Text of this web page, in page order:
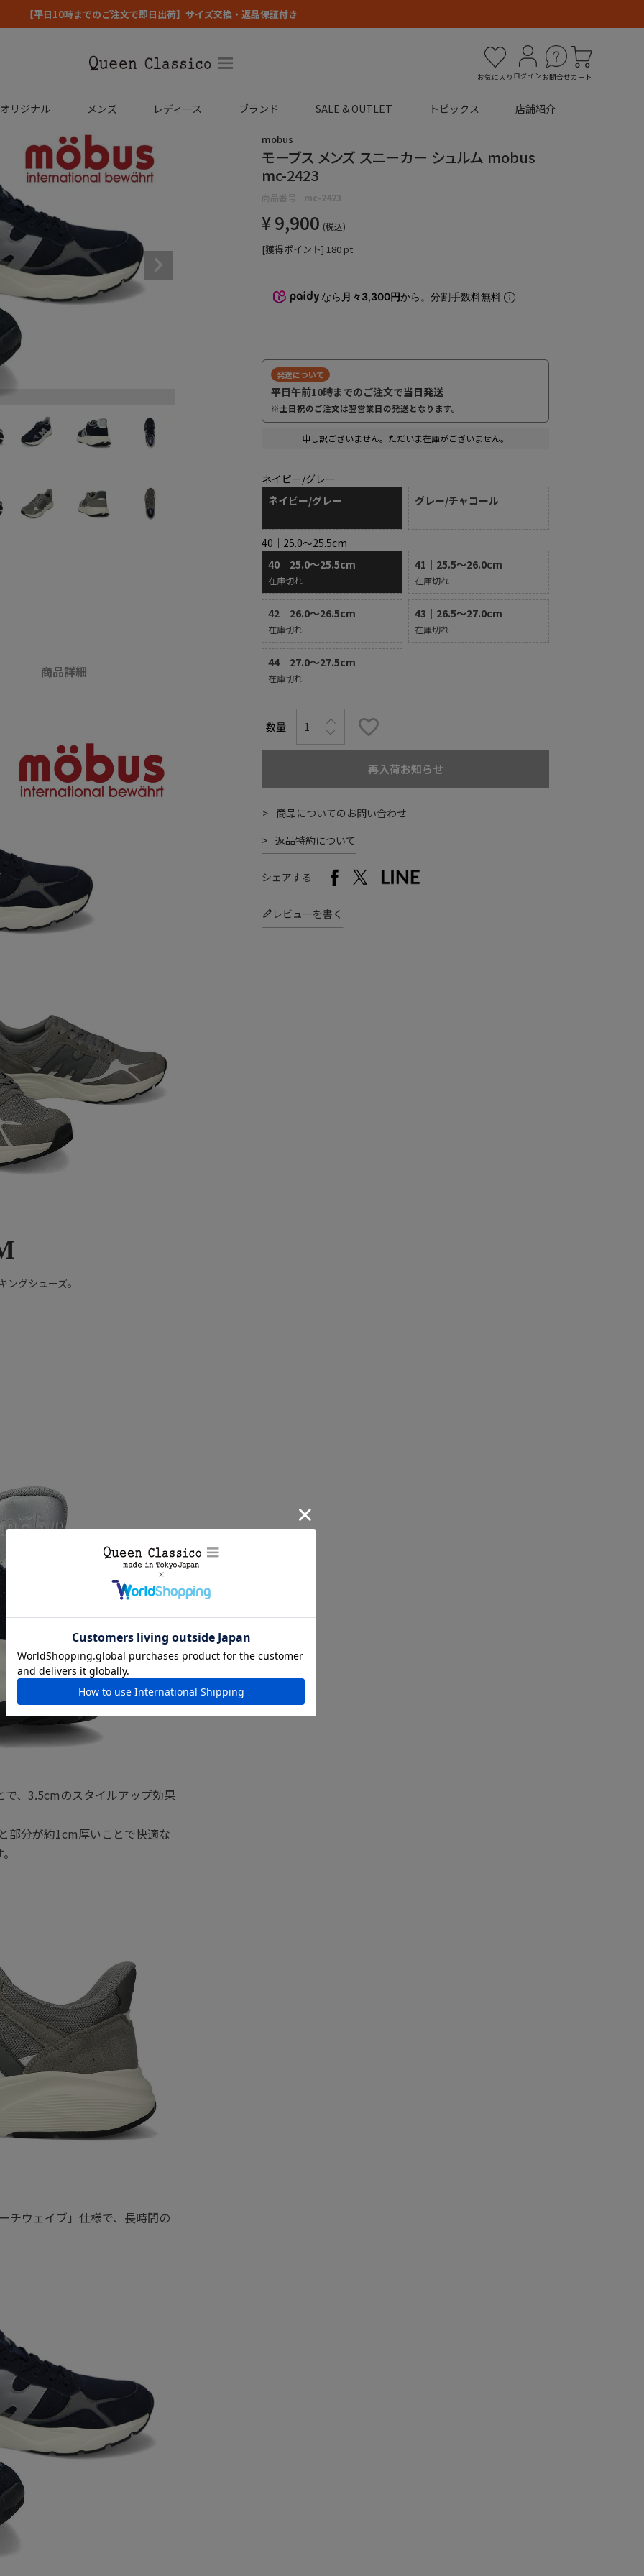
【平日10時までのご注文で即日出荷】サイズ交換・返品保証付き
お気に入り ログインお問合せカート
リジナル メンズ レディース ブランド SALE & OUTLET トピックス 店舗紹介
グレー/チャコール
mobus
モーブス メンズ スニーカー シュルム mobus
mc-2423
商品番号 mc-2423
¥9,900 税込
[獲得ポイント] 180 pt
なら 月々3,300円から。分割手数料無料
発送について
平日午前10時までのご注文で当日発送
※土日祝のご注文は翌営業日の発送となります。
申し訳ございません。ただいま在庫がございません。
40｜25.0～25.5cm
40｜25.0～25.5cm
在庫切れ
41｜25.5～26.0cm
在庫切れ
42｜26.0～26.5cm
在庫切れ
43｜26.5～27.0cm
在庫切れ
44｜27.0～27.5cm
在庫切れ
ネイビー/グレー
ネイビー/グレー
グレー/チャコール
再入荷お知らせ
商品についてのお問い合わせ
返品特約について
シェアする
レビューを書く
商品詳細
グシューズ。
、3.5cmのスタイルアップ効果
部分が約1cm厚いことで快適な
チウェイブ」仕様で、長時間の